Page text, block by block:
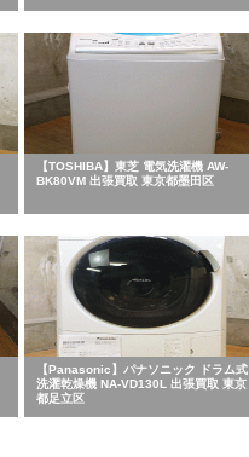
【TOSHIBA】東芝 電気洗濯機 AW-
BK80VM 出張買取 東京都墨田区
【Panasonic】パナソニック ドラム式
洗濯乾燥機 NA-VD130L 出張買取 東京
都足立区